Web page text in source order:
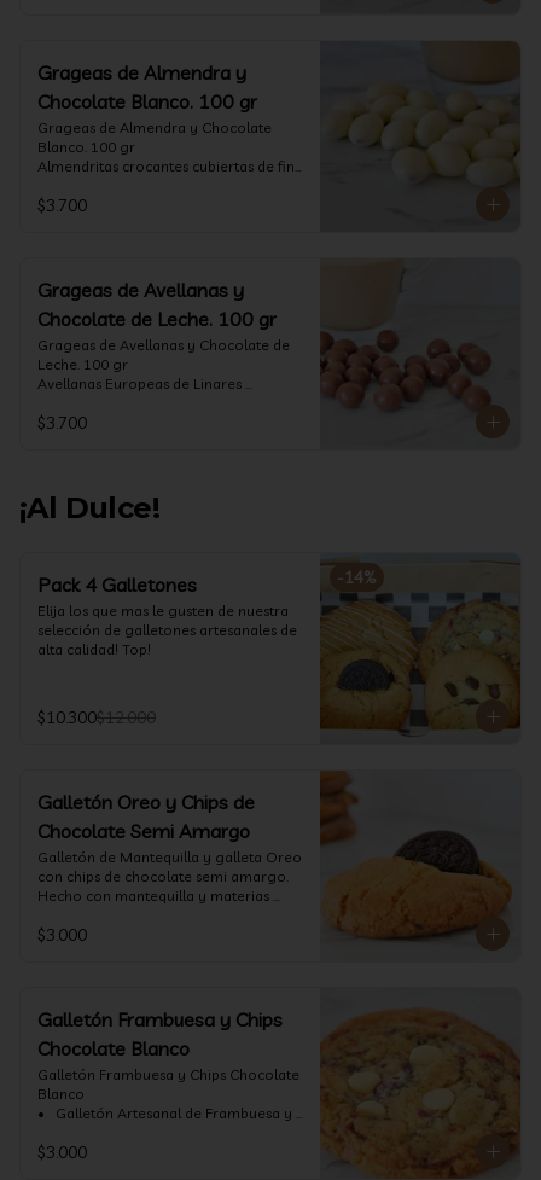
Grageas de Almendra y
Chocolate Blanco. 100 gr
Grageas de Almendra y Chocolate
Blanco. 100 gr
Almendritas crocantes cubiertas de fino
Formato: Bolsa 100 gramos
$3.700
Grageas de Avellanas y
Chocolate de Leche. 100 gr
Grageas de Avellanas y Chocolate de
Leche. 100 gr
Avellanas Europeas de Linares
de leche.
$3.700
¡Al Dulce!
-14%
Pack 4 Galletones
Elija los que mas le gusten de nuestra
selección de galletones artesanales de
alta calidad! Top!
$10.300$12.000
Galletón Oreo y Chips de
Chocolate Semi Amargo
⁠Galletón de Mantequilla y galleta Oreo
con chips de chocolate semi amargo.
Hecho con mantequilla y materias
$3.000
Galletón Frambuesa y Chips
Chocolate Blanco
Galletón Frambuesa y Chips Chocolate
Blanco
•⁠  ⁠ Galletón Artesanal de Frambuesa y
con mantequilla y materias primas de
$3.000